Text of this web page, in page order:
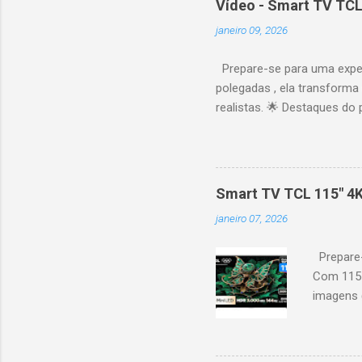
Vídeo - Smart TV
janeiro 09, 2026
Prepare-se para uma
polegadas , ela
realistas. 🌟 Destaques do
desempenho otimizado
ideal para esportes e
recomendações
mais. Google Assistente :
Altura: 153,8 cm |
Smart TV TCL 115"
janeiro 07, 2026
Com
imagens